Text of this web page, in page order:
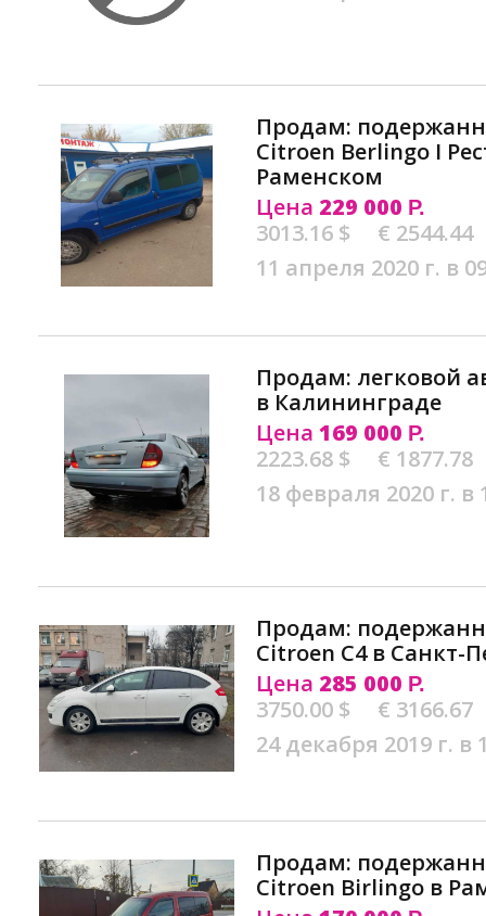
Продам:
Citroen Berlingo I
Раменском
Цена 229 000 Р.
3013.16 $
€ 2544.44
11 апреля 2020 г. в
Продам: легковой
в Калининграде
Цена 169 000 Р.
2223.68 $
€ 1877.78
18 февраля 2020 г. в
Продам:
Citroen C4 в Санкт-
Цена 285 000 Р.
3750.00 $
€ 3166.67
24 декабря 2019 г. в
Продам:
Citroen Birlingo в